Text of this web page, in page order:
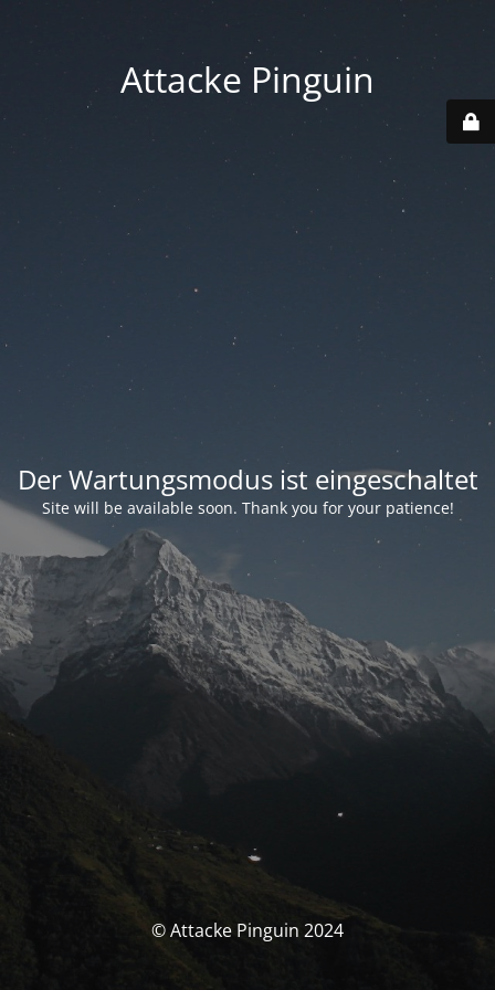
Attacke Pinguin
Der Wartungsmodus ist eingeschaltet
Site will be available soon. Thank you for your patience!
© Attacke Pinguin 2024